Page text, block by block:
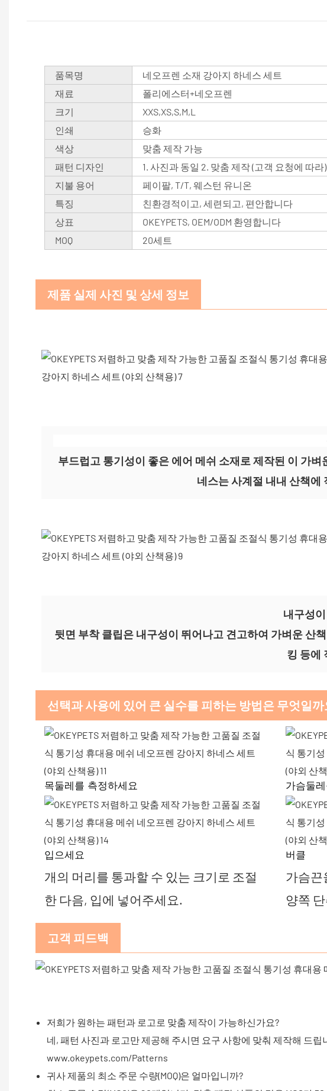
품목명
네오프렌 소재 강아지 하네스 세트
재료
폴리에스터+네오프렌
크기
XXS,XS,S,M,L
인쇄
승화
색상
맞춤 제작 가능
패턴 디자인
1. 사진과 동일 2. 맞춤 제작 (고객 요청에 따라)
지불 용어
페이팔, T/T, 웨스턴 유니온
특징
친환경적이고, 세련되고, 편안합니다
상표
OKEYPETS, OEM/ODM 환영합니다
MOQ
20세트
제품 실제 사진 및 상세 정보
부드럽고 통기성이 좋은 에어 메쉬 소재로 제작된 이 가벼
네스는 사계절 내내 산책에
내구성
뒷면 부착 클립은 내구성이 뛰어나고 견고하여 가벼운 산
킹 등에
선택과 사용에 있어 큰 실수를 피하는 방법은 무엇일까
목둘레를 측정하세요 가슴둘
입으세요
개의 머리를 통과할 수 있는 크기로 조절
한 다음, 입에 넣어주세요.
버클
가슴끈
양쪽
고객 피드백
저희가 원하는 패턴과 로고로 맞춤 제작이 가능하신가요?
네, 패턴 사진과 로고만 제공해 주시면 요구 사항에 맞춰 제작해 드
www.okeypets.com/Patterns
귀사 제품의 최소 주문 수량(MOQ)은 얼마입니까?